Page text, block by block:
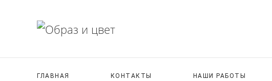
ГЛАВНАЯ КОНТАКТЫ НАШИ РАБОТЫ